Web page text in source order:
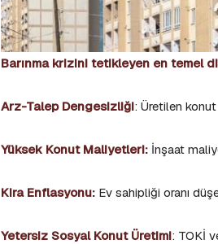
Barınma krizini tetikleyen en temel
Arz-Talep Dengesizliği: Üretilen konut
Yüksek Konut Maliyetleri: İnşaat
Kira Enflasyonu: Ev sahipliği oranı
Yetersiz Sosyal Konut Üretimi: TOKİ